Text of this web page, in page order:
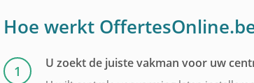
Hoe werkt
1 U zoekt de juiste vakman voor uw